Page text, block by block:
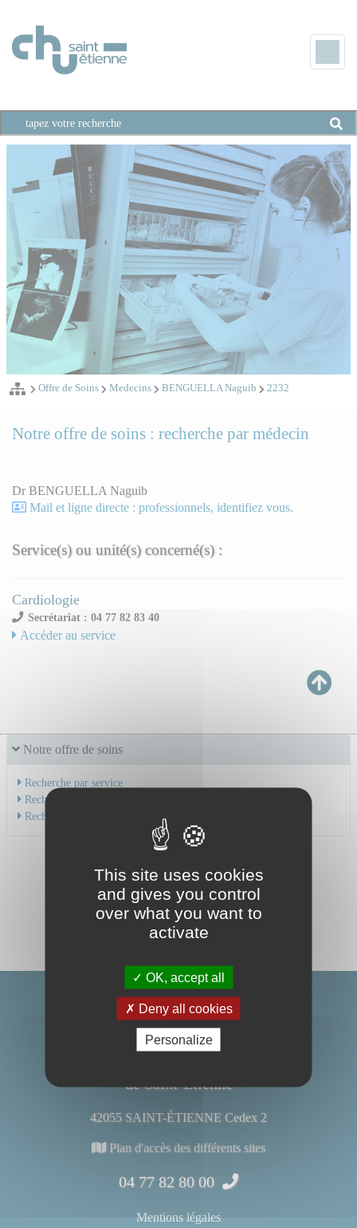
Offre de Soins Medecins BENGUELLA Naguib 2232
Notre offre de soins
Recherche par service
Recherche par spécialité
Recherche par médecin
Notre offre de soins : recherche par médecin
Dr BENGUELLA Naguib
Mail et ligne directe : professionnels, identifiez vous.
Service(s) ou unité(s) concerné(s) :
Cardiologie
Secrétariat : 04 77 82 83 40
Accéder au service
de Saint-Étienne
42055 SAINT-ÉTIENNE Cedex 2
Plan d'accès des différents sites
04 77 82 80 00
Mentions légales
This site uses cookies
and gives you control
over what you want to
activate
OK, accept all
Deny all cookies
Personalize